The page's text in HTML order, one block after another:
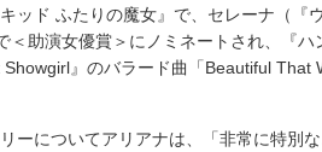
ッド ふたりの魔女』で、セレーナ（『
＜助演女優賞＞にノミネートされ、『
』のバラード曲「Beautiful That
ーについてアリアナは、「非常に特別